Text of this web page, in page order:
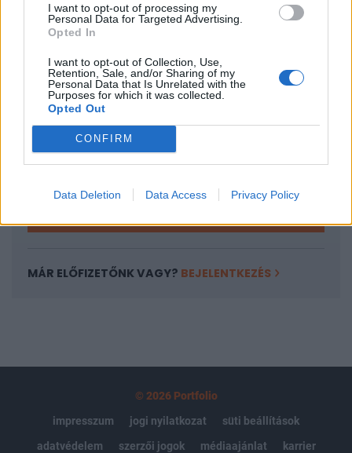
I want to opt-out of processing my
Personal Data for Targeted Advertising.
Opted In
I want to opt-out of Collection, Use,
Retention, Sale, and/or Sharing of my
Personal Data that Is Unrelated with the
Purposes for which it was collected.
Opted Out
CONFIRM
Data Deletion Data Access Privacy Policy
KEDVES OLVASÓNK!
tartozik, melynek olvasása előfizetéses
regisztrációhoz kötött.
Az előfizetés a következőket tartalmazza:
Portfolio.hu teljes cikkarchívum
Kötéslisták: BÉT elmúlt 2 év napon belüli
MÁR ELŐFIZETŐNK VAGY? BEJELENTKEZÉS
© 2026 Portfolio
impresszum
jogi nyilatkozat
süti beállítások
adatvédelem
szerzői jogok médiaajánlat karrier